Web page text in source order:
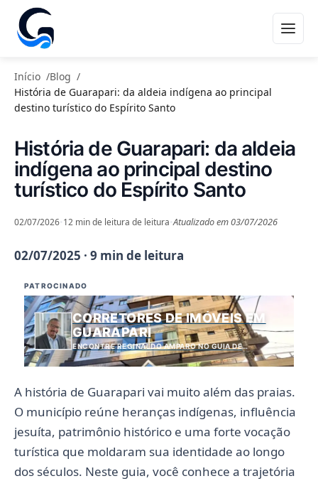
Início
Blog
História de Guarapari: da aldeia indígena ao principal
destino turístico do Espírito Santo
A CIDADE
História de Guarapari: da aldeia
indígena ao principal destino
turístico do Espírito Santo
02/07/2026•12 min de leitura de leitura•Atualizado em 03/07/2026
02/07/2025 · 9 min de leitura
PATROCINADO
CORRETORES DE IMÓVEIS EM
GUARAPARI
ENCONTRE REGINALDO AMPARO NO GUIA DE
GUARAPARI
A história de Guarapari vai muito além das praias.
O município reúne heranças indígenas, influência
jesuíta, patrimônio histórico e uma forte vocação
turística que moldaram sua identidade ao longo
dos séculos. Neste guia, você conhece a trajetória